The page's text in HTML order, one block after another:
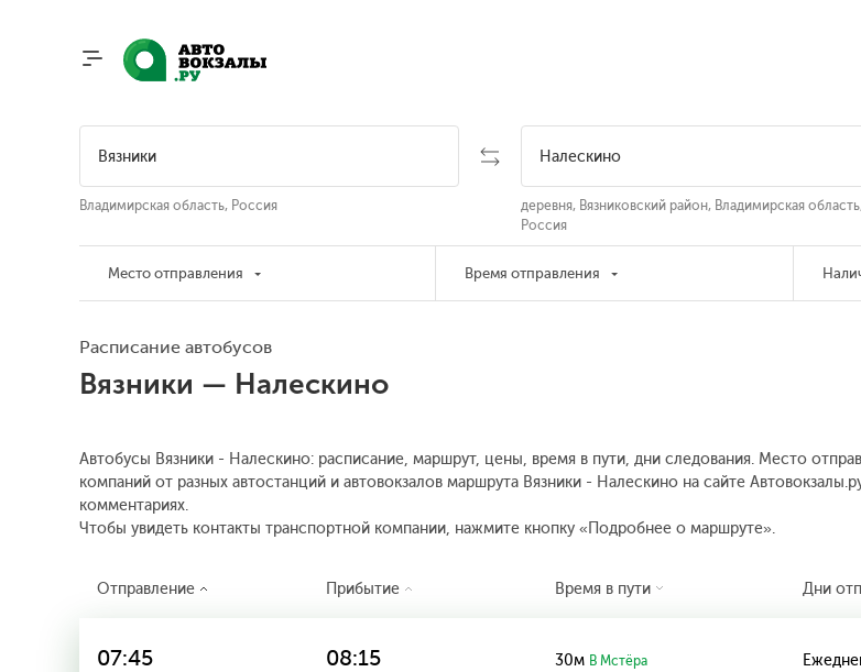
Владимирская область, Россия
деревня, Вязниковский район, Владимирская
Россия
Место отправления Время отправления
Расписание автобусов
Вязники — Налескино
Автобусы Вязники - Налескино: расписание, маршрут, цены, время в пути, дни следования. Место
компаний от разных автостанций и автовокзалов маршрута Вязники - Налескино на сайте
комментариях.
Чтобы увидеть контакты транспортной компании, нажмите кнопку «Подробнее о маршруте».
Отправление Прибытие Время в пути Дни
07:45 08:15 30м В Мстёра